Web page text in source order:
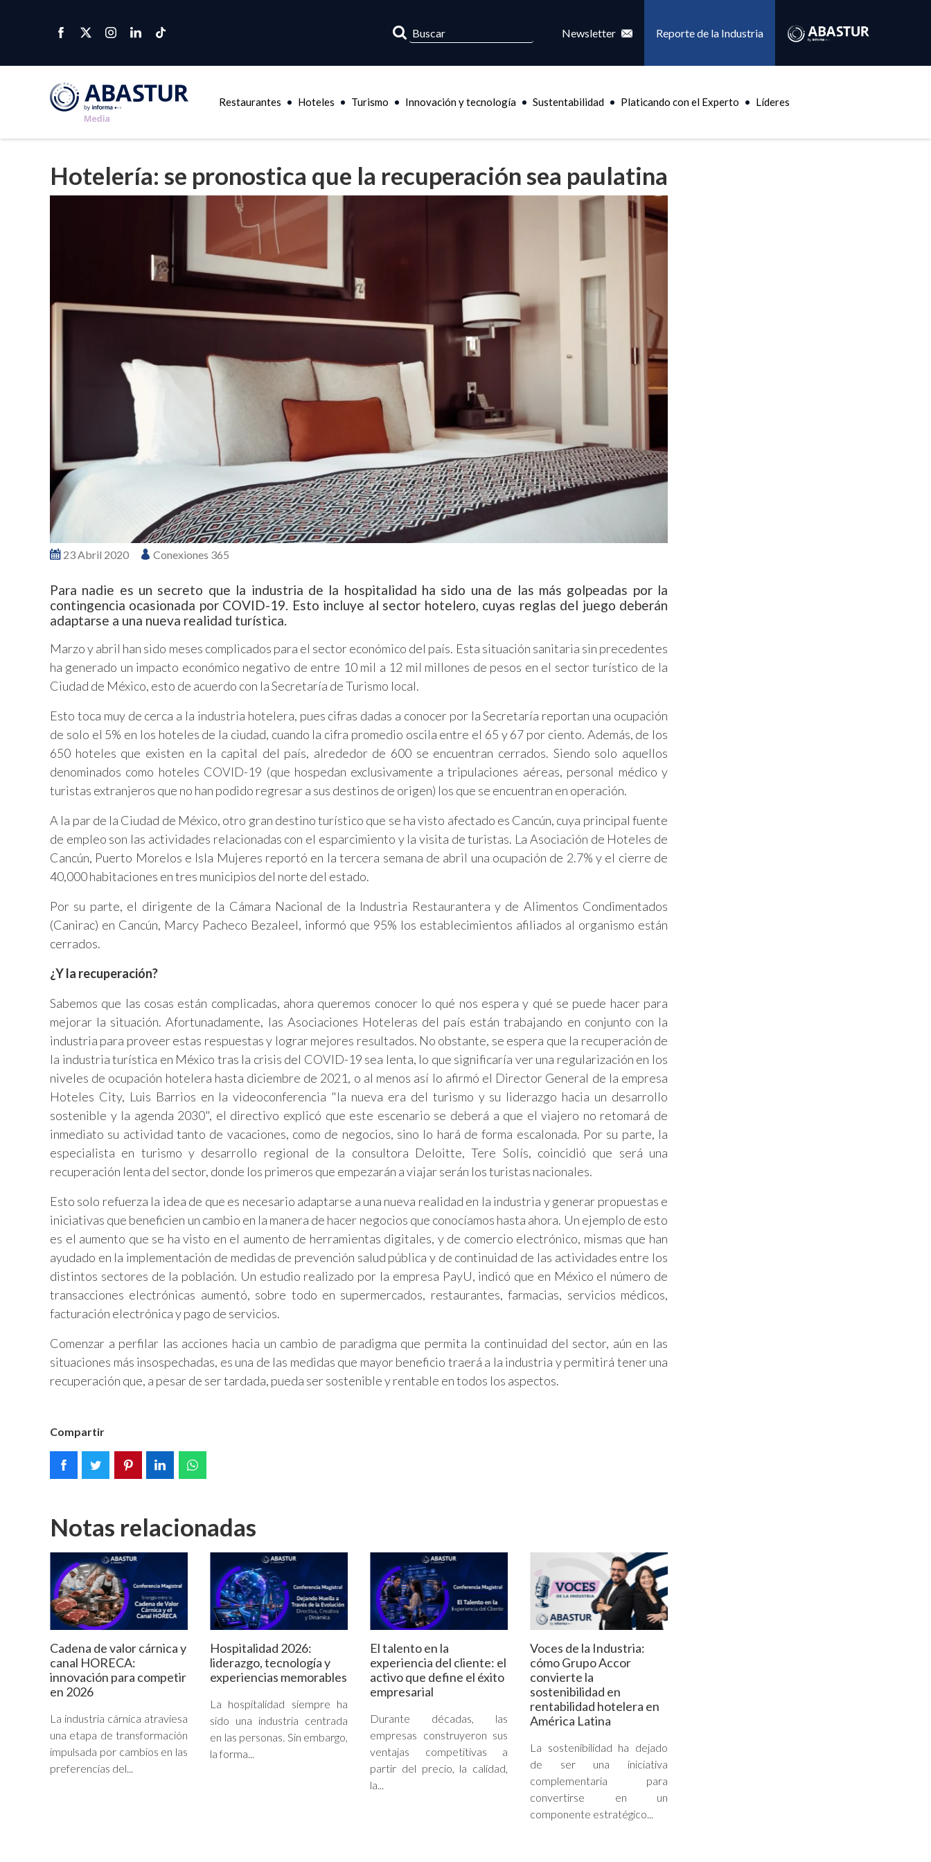
Newsletter Reporte de la Industria
Restaurantes Hoteles Turismo Innovación y tecnología Sustentabilidad Platicando con el Experto Líderes
Hotelería: se pronostica que la recuperación sea paulatina
23 Abril 2020 Conexiones 365
Para nadie es un secreto que la industria de la hospitalidad ha sido una de las más golpeadas por la
contingencia ocasionada por COVID-19. Esto incluye al sector hotelero, cuyas reglas del juego deberán
adaptarse a una nueva realidad turística.
Marzo y abril han sido meses complicados para el sector económico del país. Esta situación sanitaria sin precedentes
ha generado un impacto económico negativo de entre 10 mil a 12 mil millones de pesos en el sector turístico de la
Ciudad de México, esto de acuerdo con la Secretaría de Turismo local.
Esto toca muy de cerca a la industria hotelera, pues cifras dadas a conocer por la Secretaría reportan una ocupación
de solo el 5% en los hoteles de la ciudad, cuando la cifra promedio oscila entre el 65 y 67 por ciento. Además, de los
650 hoteles que existen en la capital del país, alrededor de 600 se encuentran cerrados. Siendo solo aquellos
denominados como hoteles COVID-19 (que hospedan exclusivamente a tripulaciones aéreas, personal médico y
turistas extranjeros que no han podido regresar a sus destinos de origen) los que se encuentran en operación.
A la par de la Ciudad de México, otro gran destino turístico que se ha visto afectado es Cancún, cuya principal fuente
de empleo son las actividades relacionadas con el esparcimiento y la visita de turistas. La Asociación de Hoteles de
Cancún, Puerto Morelos e Isla Mujeres reportó en la tercera semana de abril una ocupación de 2.7% y el cierre de
40,000 habitaciones en tres municipios del norte del estado.
Por su parte, el dirigente de la Cámara Nacional de la Industria Restaurantera y de Alimentos Condimentados
(Canirac) en Cancún, Marcy Pacheco Bezaleel, informó que 95% los establecimientos afiliados al organismo están
cerrados.
¿Y la recuperación?
Sabemos que las cosas están complicadas, ahora queremos conocer lo qué nos espera y qué se puede hacer para
mejorar la situación. Afortunadamente, las Asociaciones Hoteleras del país están trabajando en conjunto con la
industria para proveer estas respuestas y lograr mejores resultados. No obstante, se espera que la recuperación de
la industria turística en México tras la crisis del COVID-19 sea lenta, lo que significaría ver una regularización en los
niveles de ocupación hotelera hasta diciembre de 2021, o al menos así lo afirmó el Director General de la empresa
Hoteles City, Luis Barrios en la videoconferencia "la nueva era del turismo y su liderazgo hacia un desarrollo
sostenible y la agenda 2030", el directivo explicó que este escenario se deberá a que el viajero no retomará de
inmediato su actividad tanto de vacaciones, como de negocios, sino lo hará de forma escalonada. Por su parte, la
especialista en turismo y desarrollo regional de la consultora Deloitte, Tere Solís, coincidió que será una
recuperación lenta del sector, donde los primeros que empezarán a viajar serán los turistas nacionales.
Esto solo refuerza la idea de que es necesario adaptarse a una nueva realidad en la industria y generar propuestas e
iniciativas que beneficien un cambio en la manera de hacer negocios que conocíamos hasta ahora. Un ejemplo de esto
es el aumento que se ha visto en el aumento de herramientas digitales, y de comercio electrónico, mismas que han
ayudado en la implementación de medidas de prevención salud pública y de continuidad de las actividades entre los
distintos sectores de la población. Un estudio realizado por la empresa PayU, indicó que en México el número de
transacciones electrónicas aumentó, sobre todo en supermercados, restaurantes, farmacias, servicios médicos,
facturación electrónica y pago de servicios.
Comenzar a perfilar las acciones hacia un cambio de paradigma que permita la continuidad del sector, aún en las
situaciones más insospechadas, es una de las medidas que mayor beneficio traerá a la industria y permitirá tener una
recuperación que, a pesar de ser tardada, pueda ser sostenible y rentable en todos los aspectos.
Compartir
Notas relacionadas
Cadena de valor cárnica y
canal HORECA:
innovación para competir
en 2026
La industria cárnica atraviesa
una etapa de transformación
impulsada por cambios en las
preferencias del...
Hospitalidad 2026:
liderazgo, tecnología y
experiencias memorables
La hospitalidad siempre ha
sido una industria centrada
en las personas. Sin embargo,
la forma...
El talento en la
experiencia del cliente: el
activo que define el éxito
empresarial
Durante décadas, las
empresas construyeron sus
ventajas competitivas a
partir del precio, la calidad,
la...
Voces de la Industria:
cómo Grupo Accor
convierte la
sostenibilidad en
rentabilidad hotelera en
América Latina
La sostenibilidad ha dejado
de ser una iniciativa
complementaria para
convertirse en un
componente estratégico...